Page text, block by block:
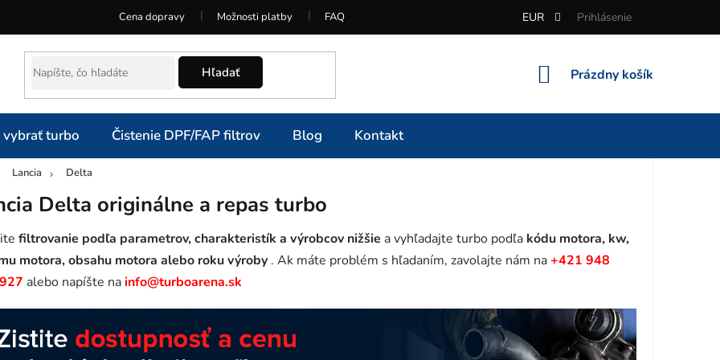
Cena dopravy Možnosti platby FAQ EUR Prihlásenie
Hľadať
NÁKUPNÝ
Prázdny košík
turbo Čistenie DPF/FAP filtrov Blog Kontakt
Lancia Delta
Delta originálne a repas turbo
filtrovanie podľa parametrov, charakteristík a výrobcov nižšie a vyhľadajte turbo podľa kódu motora, kw,
motora, obsahu motora alebo roku výroby . Ak máte problém s hľadaním, zavolajte nám na+421 948
alebo napíšte nainfo@turboarena.sk